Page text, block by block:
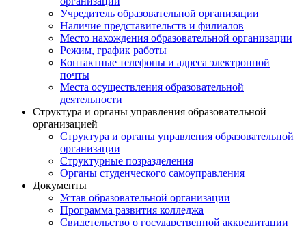
Учредитель образовательной организации
Наличие представительств и филиалов
Место нахождения образовательной организации
Режим, график работы
Контактные телефоны и адреса электронной
почты
Места осуществления образовательной
деятельности
Структура и органы управления образовательной
организацией
Структура и органы управления образовательной
организации
Структурные позразделения
Органы студенческого самоуправления
Документы
Устав образовательной организации
Программа развития колледжа
Свидетельство о государственной аккредитации